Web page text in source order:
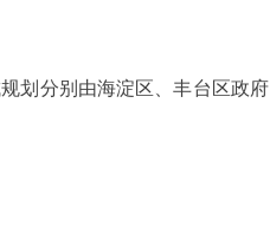
划分别由海淀区、丰台区政府